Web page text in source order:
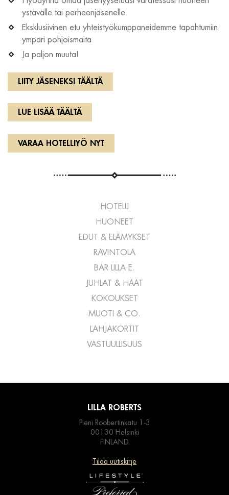
ystävälle tai perheenjäsenelle
Eksklusiivinen etu yhteistyökumppaneidemme tapahtumiin
ympäri pohjoismaita
Ja paljon muuta!
LIITY JÄSENEKSI TÄÄLTÄ
LUE LISÄÄ TÄÄLTÄ
VARAA HOTELLIYÖ NYT
HOTELLI
HUONEET
EDUT & ELÄMYKSET
RAVINTOLA
BAR LILLA E.
JUHLAT & HÄÄT
KOKOUKSET
MUOTI & CO.
LAHJAKORTIT
VASTUULLISUUS
LILLA ROBERTS
Pieni Roobertinkatu 1-3
00130 Helsinki
FINLAND
Tilaa uutiskirje